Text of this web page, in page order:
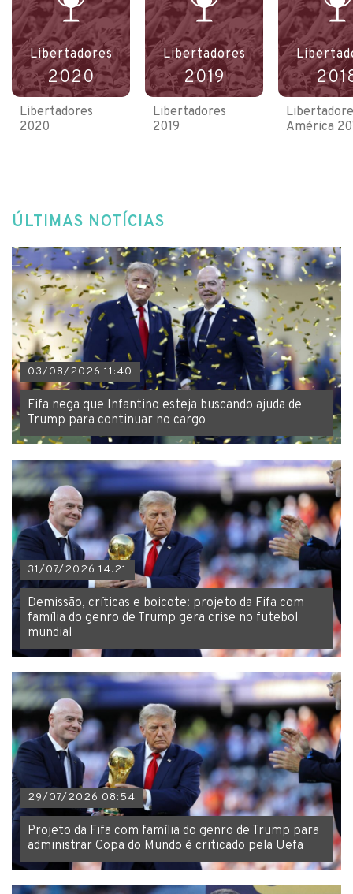
Libertadores
2020
Libertadores
2020
Libertadores
2019
Libertadores
2019
América
ÚLTIMAS NOTÍCIAS
03/08/2026 11:40
Fifa nega que Infantino esteja buscando ajuda de
Trump para continuar no cargo
31/07/2026 14:21
Demissão, críticas e boicote: projeto da Fifa com
família do genro de Trump gera crise no futebol
mundial
29/07/2026 08:54
Projeto da Fifa com família do genro de Trump para
administrar Copa do Mundo é criticado pela Uefa